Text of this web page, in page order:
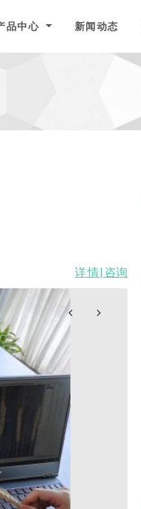
品中心 新闻动态
详情| 咨询